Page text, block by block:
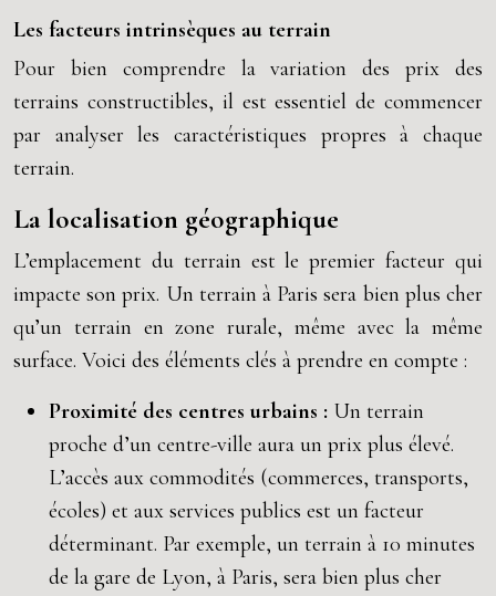
Les facteurs intrinsèques au terrain
Pour bien comprendre la variation des prix des
terrains constructibles, il est essentiel de commencer
par analyser les caractéristiques propres à chaque
terrain.
La localisation géographique
L’emplacement du terrain est le premier facteur qui
impacte son prix. Un terrain à Paris sera bien plus cher
qu’un terrain en zone rurale, même avec la même
surface. Voici des éléments clés à prendre en compte :
Proximité des centres urbains : Un terrain
proche d’un centre-ville aura un prix plus élevé.
L’accès aux commodités (commerces, transports,
écoles) et aux services publics est un facteur
déterminant. Par exemple, un terrain à 10 minutes
de la gare de Lyon, à Paris, sera bien plus cher